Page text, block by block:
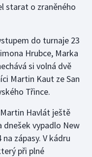
starat o zraněného
do turnaje 23
Hrubce, Marka
si volná dvě
Martin Kaut ze San
Třince.
Havlát ještě
dnešek vypadlo New
zápasy. V kádru
při plné